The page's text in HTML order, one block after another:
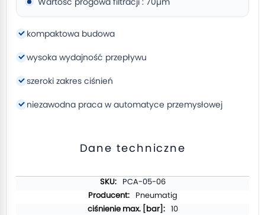
kompaktowa budowa
wysoka wydajność przepływu
szeroki zakres ciśnień
niezawodna praca w automatyce przemysłowej
Dane techniczne
PCA-05-06
Pneumatig
10